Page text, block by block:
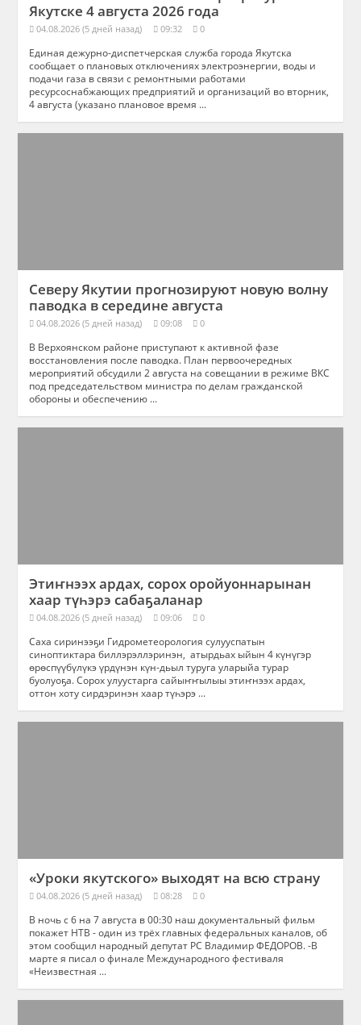
Якутске 4 августа 2026 года
04.08.2026 (5 дней назад) 09:32 0
Единая дежурно-диспетчерская служба города Якутска
сообщает о плановых отключениях электроэнергии, воды и
подачи газа в связи с ремонтными работами
ресурсоснабжающих предприятий и организаций во вторник,
4 августа (указано плановое время ...
Северу Якутии прогнозируют новую волну
паводка в середине августа
04.08.2026 (5 дней назад) 09:08 0
В Верхоянском районе приступают к активной фазе
восстановления после паводка. План первоочередных
мероприятий обсудили 2 августа на совещании в режиме ВКС
под председательством министра по делам гражданской
обороны и обеспечению ...
Этиҥнээх ардах, сорох оройуоннарынан
хаар түһэрэ сабаҕаланар
04.08.2026 (5 дней назад) 09:06 0
Саха сиринээҕи Гидрометеорология сулууспатын
синоптиктара биллэрэллэринэн, атырдьах ыйын 4 күнүгэр
өрөспүүбүлүкэ үрдүнэн күн-дьыл туруга уларыйа турар
буолуоҕа. Сорох улуустарга сайыҥҥылыы этиҥнээх ардах,
оттон хоту сирдэринэн хаар түһэрэ ...
«Уроки якутского» выходят на всю страну
04.08.2026 (5 дней назад) 08:28 0
В ночь с 6 на 7 августа в 00:30 наш документальный фильм
покажет НТВ - один из трёх главных федеральных каналов, об
этом сообщил народный депутат РС Владимир ФЕДОРОВ. -В
марте я писал о финале Международного фестиваля
«Неизвестная ...